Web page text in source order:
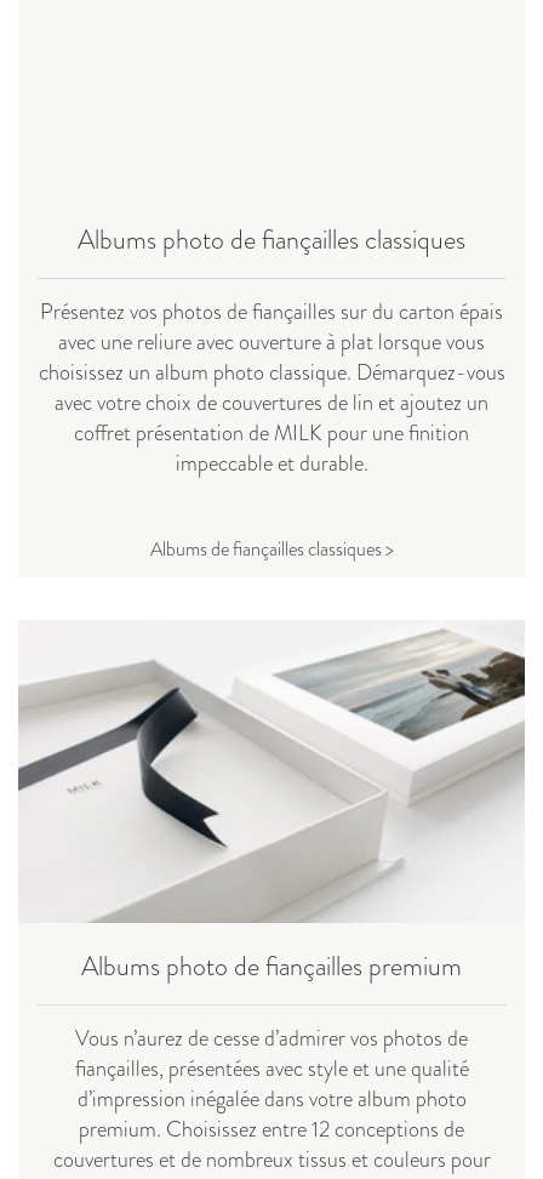
Albums photo de fiançailles classiques
Présentez vos photos de fiançailles sur du carton épais
avec une reliure avec ouverture à plat lorsque vous
choisissez un album photo classique. Démarquez-vous
avec votre choix de couvertures de lin et ajoutez un
coffret présentation de MILK pour une finition
impeccable et durable.
Albums de fiançailles classiques >
Albums photo de fiançailles premium
Vous n’aurez de cesse d’admirer vos photos de
fiançailles, présentées avec style et une qualité
d’impression inégalée dans votre album photo
premium. Choisissez entre 12 conceptions de
couvertures et de nombreux tissus et couleurs pour